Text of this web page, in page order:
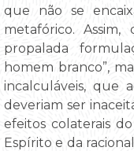
que não se
metafórico.
propalada
homem branco”,
incalculáveis, que
deveriam ser
efeitos colaterais
Espírito e da